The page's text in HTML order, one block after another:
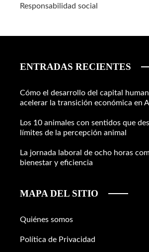
Responsabilidad social
ENTRADAS RECIENTES
Cómo el desarrollo del capital
acelerar la transición económica en
Los 10 animales con sentidos que
límites de la percepción animal
La jornada laboral de ocho horas
bienestar y eficiencia
MAPA DEL SITIO
Quiénes somos
Política de Privacidad